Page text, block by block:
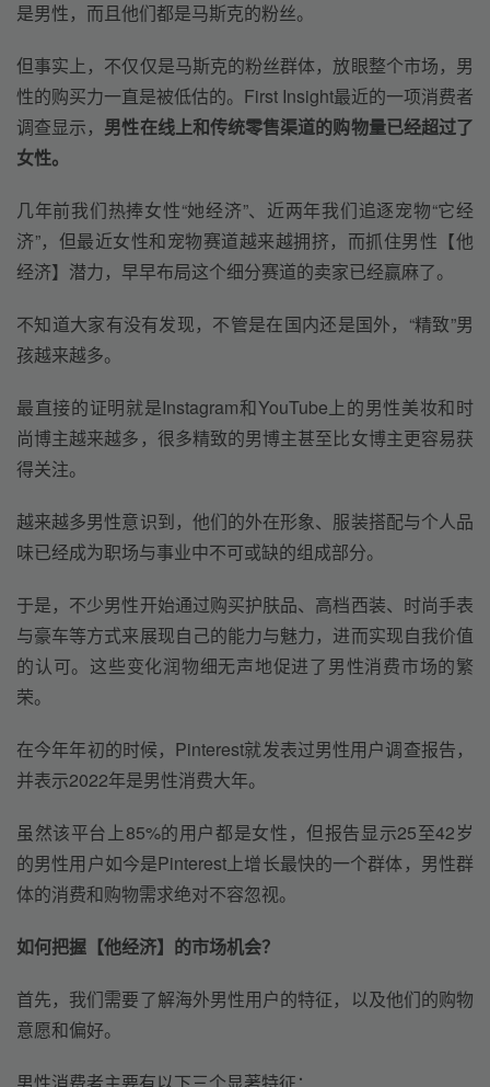
是男性，而且他们都是马斯克的粉丝。
但事实上，不仅仅是马斯克的粉丝群体，放眼整个市场，男
性的购买力一直是被低估的。First Insight最近的一项消费者
调查显示， 男性在线上和传统零售渠道的购物量已经超过了
女性。
几年前我们热捧女性“她经济”、近两年我们追逐宠物“它经
济”，但最近女性和宠物赛道越来越拥挤，而抓住男性【他
经济】潜力，早早布局这个细分赛道的卖家已经赢麻了。
不知道大家有没有发现，不管是在国内还是国外，“精致”男
孩越来越多。
最直接的证明就是Instagram和YouTube上的男性美妆和时
尚博主越来越多，很多精致的男博主甚至比女博主更容易获
得关注。
越来越多男性意识到，他们的外在形象、服装搭配与个人品
味已经成为职场与事业中不可或缺的组成部分。
于是，不少男性开始通过购买护肤品、高档西装、时尚手表
与豪车等方式来展现自己的能力与魅力，进而实现自我价值
的认可。这些变化润物细无声地促进了男性消费市场的繁
荣。
在今年年初的时候，Pinterest就发表过男性用户调查报告，
并表示2022年是男性消费大年。
虽然该平台上85%的用户都是女性，但报告显示25至42岁
的男性用户如今是Pinterest上增长最快的一个群体，男性群
体的消费和购物需求绝对不容忽视。
如何把握【他经济】的市场机会？
首先，我们需要了解海外男性用户的特征，以及他们的购物
意愿和偏好。
男性消费者主要有以下三个显著特征：